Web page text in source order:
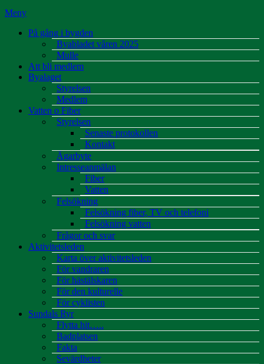
Meny
På gång i bygden
Byabladet våren 2025
Mulle
Att bli medlem
Byalaget
Styrelsen
Medlem
Vatten o Fiber
Styrelsen
Senaste protokollen
Kontakt
Ägarbyte
Intresseanmälan
Fiber
Vatten
Felsökning
Felsökning fiber, TV och telefoni
Felsökning vatten
Frågor och svar
Aktivitetsleden
Karta över aktivitetsleden
För vandraren
För hästälskaren
För den kulturelle
För cyklisten
Sundals Ryr
Flytta hit…..
Badplatsen
Fakta
Sevärdheter